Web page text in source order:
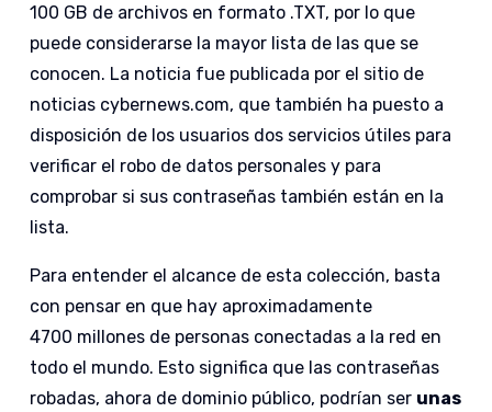
100 GB de archivos en formato .TXT, por lo que
puede considerarse la mayor lista de las que se
conocen. La noticia fue publicada por el sitio de
noticias cybernews.com, que también ha puesto a
disposición de los usuarios dos servicios útiles para
verificar el robo de datos personales y para
comprobar si sus contraseñas también están en la
lista.
Para entender el alcance de esta colección, basta
con pensar en que hay aproximadamente
4700 millones de personas conectadas a la red en
todo el mundo. Esto significa que las contraseñas
robadas, ahora de dominio público, podrían ser unas